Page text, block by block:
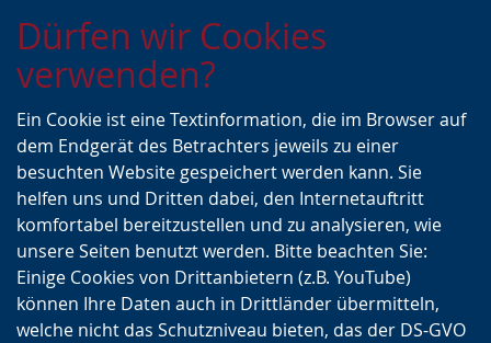
Zur
Hauptnavigation
Zur
Seitennavigation
Zum
Inhalt
Dürfen wir Cookies
verwenden?
Ein Cookie ist eine Textinformation, die im Browser auf
dem Endgerät des Betrachters jeweils zu einer
besuchten Website gespeichert werden kann. Sie
helfen uns und Dritten dabei, den Internetauftritt
komfortabel bereitzustellen und zu analysieren, wie
unsere Seiten benutzt werden. Bitte beachten Sie:
Einige Cookies von Drittanbietern (z.B. YouTube)
können Ihre Daten auch in Drittländer übermitteln,
welche nicht das Schutzniveau bieten, das der DS-GVO